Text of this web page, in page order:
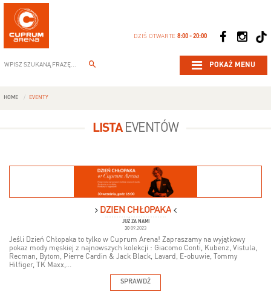
DZIŚ OTWARTE8:00 - 20:00
POKAŻ MENU
HOME EVENTY
LISTAEVENTÓW
DZIEŃ CHŁOPAKA
JUŻ ZA NAMI
30 09.2023
Jeśli Dzień Chłopaka to tylko w Cuprum Arena! Zapraszamy na wyjątkowy
pokaz mody męskiej z najnowszych kolekcji : Giacomo Conti, Kubenz, Vistula,
Recman, Bytom, Pierre Cardin & Jack Black, Lavard, E-obuwie, Tommy
Hilfiger, TK Maxx,...
SPRAWDŹ